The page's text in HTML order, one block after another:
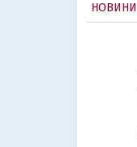
НОВИНИ